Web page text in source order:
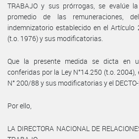
TRABAJO y sus prórrogas, se evalúe
promedio de las remuneraciones,
indemnizatorio establecido en el Artículo
(t.o. 1976) y sus modificatorias.
Que la presente medida se dicta en
conferidas por la Ley N°14.250 (t.o.
N° 200/88 y sus modificatorias y el
Por ello,
LA DIRECTORA NACIONAL DE